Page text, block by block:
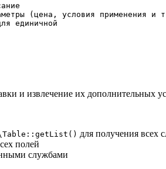
(цена, условия применения и
единичной
и извлечение их дополнительных
для получения всех
полей
службами